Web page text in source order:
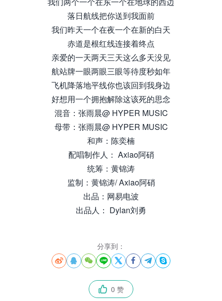
落日航线把你送到我面前
我们昨天一个在夜一个在新的白天
赤道是根红线连接着终点
亲爱的一天两天三天这么多天没见
航站牌一眼两眼三眼等待度秒如年
飞机降落地平线你也该回到我身边
好想用一个拥抱解除这该死的思念
混音：张雨晨@ HYPER MUSIC
母带：张雨晨@ HYPER MUSIC
和声：陈奕楠
配唱制作人： Axiao阿硝
统筹：黄锦涛
监制：黄锦涛/ Axiao阿硝
出品：网易电波
出品人： Dylan刘勇
分享到：
       
 0 赞